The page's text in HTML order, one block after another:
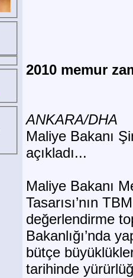
2010 memur
ANKARA/DHA
Maliye Bakanı
açıkladı...
Maliye Bakanı
Tasarısı’nın
değerlendirme
Bakanlığı’nda
bütçe
tarihinde